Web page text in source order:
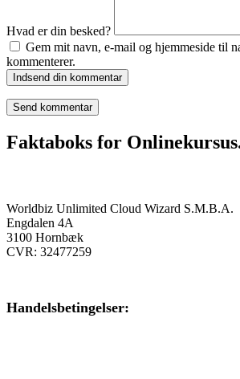
Hvad er din besked?
Gem mit navn, e-mail og hjemmeside til
kommenterer.
Indsend din kommentar
Faktaboks for
Worldbiz Unlimited Cloud Wizard S.M.B.A.
Engdalen 4A
3100 Hornbæk
CVR: 32477259
Handelsbetingelser: